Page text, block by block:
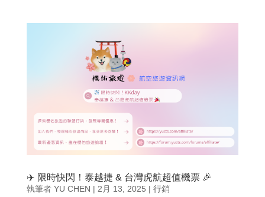
✈️ 限時快閃！泰越捷 & 台灣虎航超值機票 🎉
執筆者 YU CHEN | 2月 13, 2025 | 行銷